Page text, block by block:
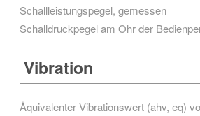
Schallleistungspegel, gemessen
Schalldruckpegel am Ohr der
Vibration
Äquivalenter Vibrationswert (ahv, eq)